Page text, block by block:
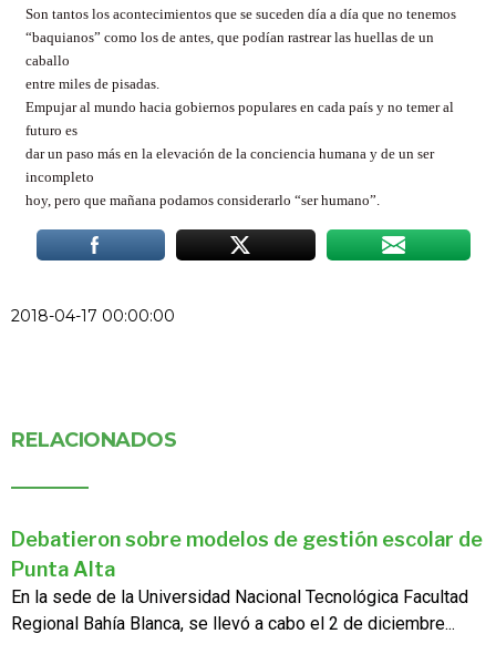
Son tantos los acontecimientos que se suceden día a día que no tenemos
“baquianos” como los de antes, que podían rastrear las huellas de un
caballo
entre miles de pisadas.
Empujar al mundo hacia gobiernos populares en cada país y no temer al
futuro es
dar un paso más en la elevación de la conciencia humana y de un ser
incompleto
hoy, pero que mañana podamos considerarlo “ser humano”.
2018-04-17 00:00:00
RELACIONADOS
Debatieron sobre modelos de gestión escolar de
Punta Alta
En la sede de la Universidad Nacional Tecnológica Facultad
Regional Bahía Blanca, se llevó a cabo el 2 de diciembre...